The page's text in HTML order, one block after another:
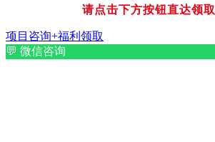
请点击下方按钮直达领取
项目咨询+福利领取
💬 微信咨询